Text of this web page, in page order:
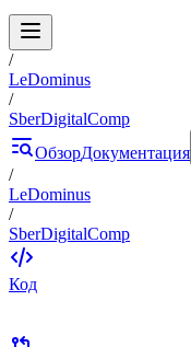
/
LeDominus
/
SberDigitalComp
ОбзорДокументация
/
LeDominus
/
SberDigitalComp
Код